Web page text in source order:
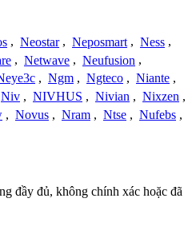
, Neostar , Neposmart , Ness ,
, Netwave , Neufusion ,
, Ngm , Ngteco , Niante ,
Niv , NIVHUS , Nivian , Nixzen ,
, Novus , Nram , Ntse , Nufebs ,
đầy đủ, không chính xác hoặc đã